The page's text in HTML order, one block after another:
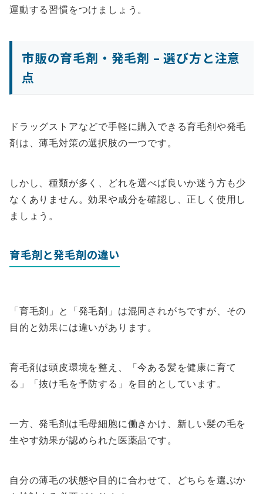
運動する習慣をつけましょう。
市販の育毛剤・発毛剤 – 選び方と注意
点
ドラッグストアなどで手軽に購入できる育毛剤や発毛
剤は、薄毛対策の選択肢の一つです。
しかし、種類が多く、どれを選べば良いか迷う方も少
なくありません。効果や成分を確認し、正しく使用し
ましょう。
育毛剤と発毛剤の違い
「育毛剤」と「発毛剤」は混同されがちですが、その
目的と効果には違いがあります。
育毛剤は頭皮環境を整え、「今ある髪を健康に育て
る」「抜け毛を予防する」を目的としています。
一方、発毛剤は毛母細胞に働きかけ、新しい髪の毛を
生やす効果が認められた医薬品です。
自分の薄毛の状態や目的に合わせて、どちらを選ぶか